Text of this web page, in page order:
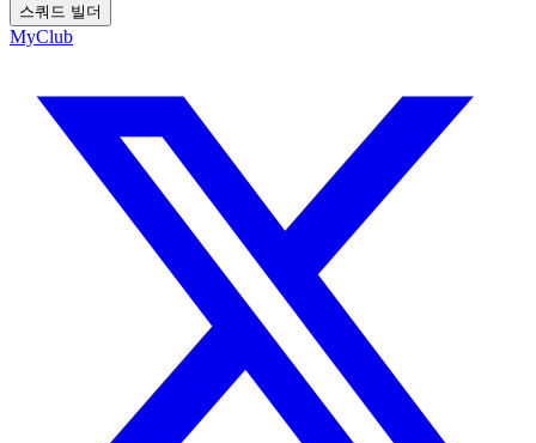
스쿼드 빌더
MyClub